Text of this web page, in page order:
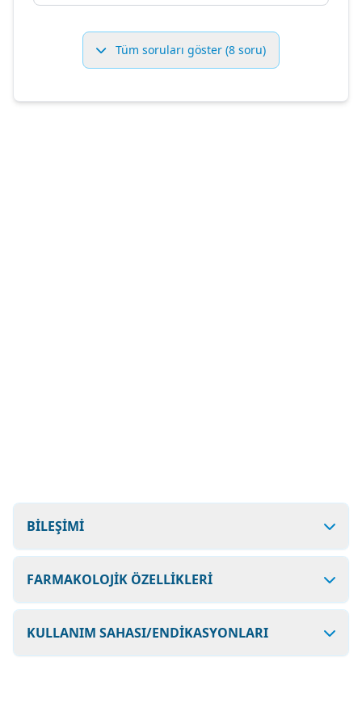
Tüm soruları göster (8 soru)
BİLEŞİMİ
FARMAKOLOJİK ÖZELLİKLERİ
KULLANIM SAHASI/ENDİKASYONLARI